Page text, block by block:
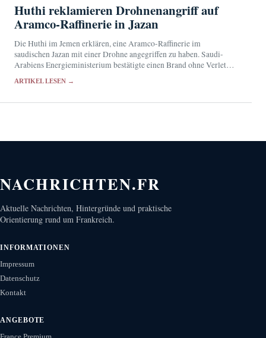
Huthi reklamieren Drohnenangriff auf
Aramco-Raffinerie in Jazan
Die Huthi im Jemen erklären, eine Aramco-Raffinerie im
saudischen Jazan mit einer Drohne angegriffen zu haben. Saudi-
Arabiens Energieministerium bestätigte einen Brand ohne Verletzte,
ARTIKEL LESEN →
NACHRICHTEN.FR
Aktuelle Nachrichten, Hintergründe und praktische
Orientierung rund um Frankreich.
INFORMATIONEN
Impressum
Datenschutz
Kontakt
ANGEBOTE